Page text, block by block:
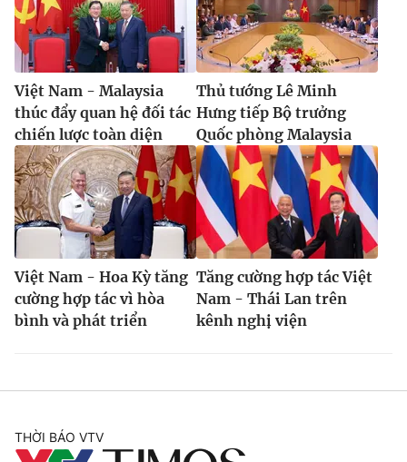
Việt Nam - Malaysia
thúc đẩy quan hệ đối tác
chiến lược toàn diện
Thủ tướng Lê Minh
Hưng tiếp Bộ trưởng
Quốc phòng Malaysia
Việt Nam - Hoa Kỳ tăng
cường hợp tác vì hòa
bình và phát triển
Tăng cường hợp tác Việt
Nam - Thái Lan trên
kênh nghị viện
THỜI BÁO VTV